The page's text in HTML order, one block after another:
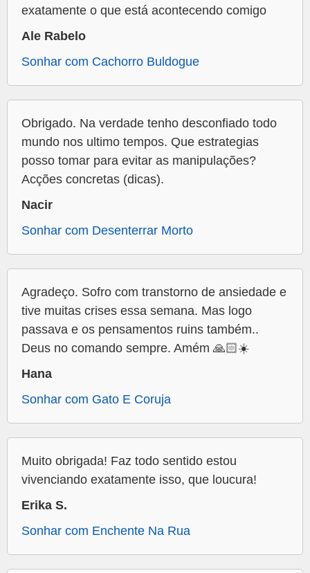
exatamente o que está acontecendo comigo
Ale Rabelo
Sonhar com Cachorro Buldogue
Obrigado. Na verdade tenho desconfiado todo
mundo nos ultimo tempos. Que estrategias
posso tomar para evitar as manipulações?
Acções concretas (dicas).
Nacir
Sonhar com Desenterrar Morto
Agradeço. Sofro com transtorno de ansiedade e
tive muitas crises essa semana. Mas logo
passava e os pensamentos ruins também..
Deus no comando sempre. Amém 🙏🏻☀️
Hana
Sonhar com Gato E Coruja
Muito obrigada! Faz todo sentido estou
vivenciando exatamente isso, que loucura!
Erika S.
Sonhar com Enchente Na Rua